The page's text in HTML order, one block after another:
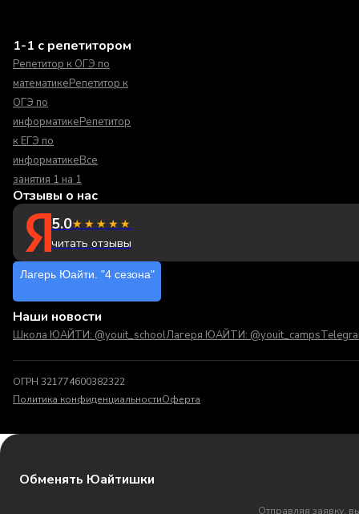
1-1 с репетитором
Репетитор к ОГЭ по
математикеРепетитор к
ОГЭ по
информатикеРепетитор
к ЕГЭ по
информатикеВсе
занятия 1 на 1
Отзывы о нас
5.0★★★★★
читать отзывы
Лагерь Юайти. "4 сезона"
Наши новости
Школа ЮАЙТИ: @youit_schoolЛагеря ЮАЙТИ: @youit_camps
ОГРН 321774600382322
Политика конфиденциальностиОферта
Обменять Юайтишки
Отправляя заявку,